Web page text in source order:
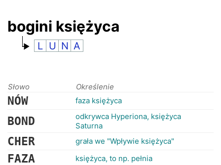
RANKINGI
bogini księżyca
L U N A
Słowo Określenie
NÓW faza księżyca
BOND
odkrywca Hyperiona, księżyca
Saturna
CHER grała we "Wpływie księżyca"
FAZA księżyca, to np. pełnia